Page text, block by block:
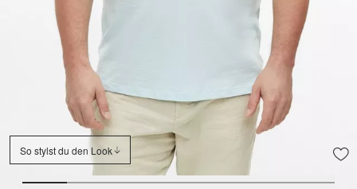
So stylst du den Look